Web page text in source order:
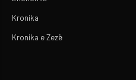
Kronika
Kronika e Zezë